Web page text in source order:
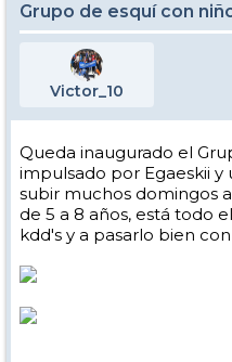
Grupo de esquí con
Victor_10
Queda inaugurado el
impulsado por Egaeskii y
subir muchos domingos
de 5 a 8 años, está todo
kdd's y a pasarlo bien